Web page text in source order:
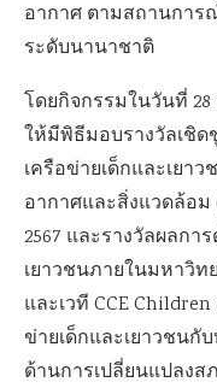
อากาศ ตามสถานการ
ระดับนานาชาติ
โดยกิจกรรมในวันที่
ให้มีพิธีมอบรางวัลเชิด
เครือข่ายเด็กและเยา
อากาศและสิ่งแวดล้อม
2567 และรางวัลผลก
เยาวชนภายในมหาวิท
และเวที CCE
ข่ายเด็กและเยาวชนกั
ด้านการเปลี่ยนแปลงส